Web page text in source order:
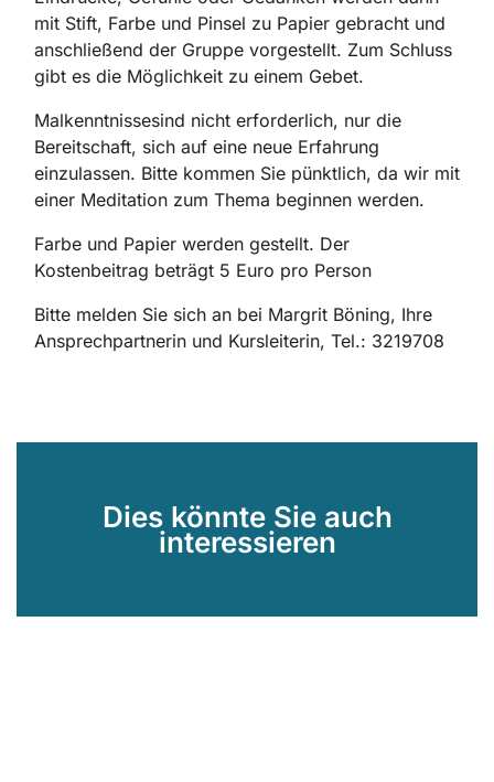
mit Stift, Farbe und Pinsel zu Papier gebracht und
anschließend der Gruppe vorgestellt. Zum Schluss
gibt es die Möglichkeit zu einem Gebet.
Malkenntnissesind nicht erforderlich, nur die
Bereitschaft, sich auf eine neue Erfahrung
einzulassen. Bitte kommen Sie pünktlich, da wir mit
einer Meditation zum Thema beginnen werden.
Farbe und Papier werden gestellt. Der
Kostenbeitrag beträgt 5 Euro pro Person
Bitte melden Sie sich an bei Margrit Böning, Ihre
Ansprechpartnerin und Kursleiterin, Tel.: 3219708
Dies könnte Sie auch
interessieren